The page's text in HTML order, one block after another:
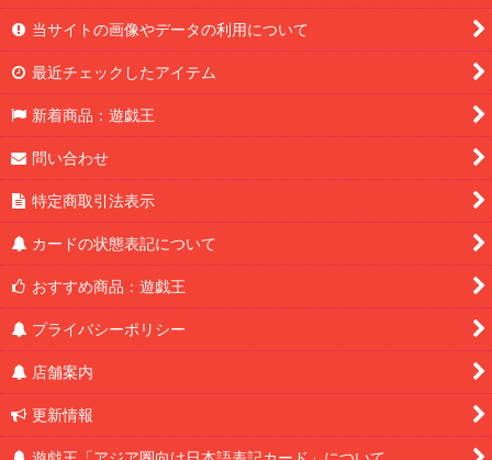
当サイトの画像やデータの利用について
最近チェックしたアイテム
新着商品：遊戯王
問い合わせ
特定商取引法表示
カードの状態表記について
おすすめ商品：遊戯王
プライバシーポリシー
店舗案内
更新情報